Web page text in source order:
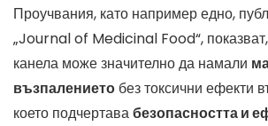
Проучвания, като например едно,
„Journal of Medicinal Food“, показват,
канела може значително да намали
възпалението без токсични ефекти
което подчертавабезопасността и